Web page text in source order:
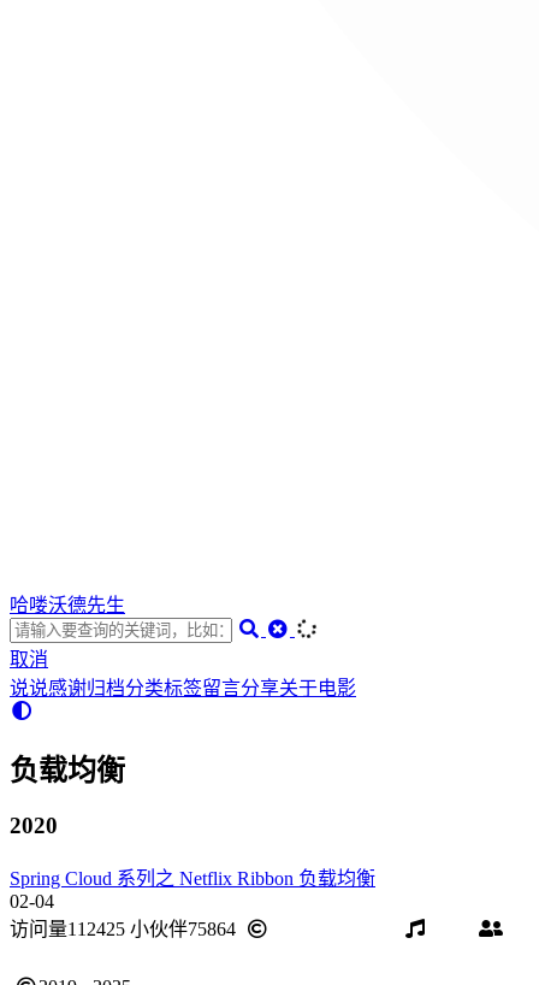
哈喽沃德先生
取消
说说感谢归档分类标签留言分享关于电影
负载均衡
2020
Spring Cloud 系列之 Netflix Ribbon 负载均衡
02-04
访问量112425 小伙伴75864